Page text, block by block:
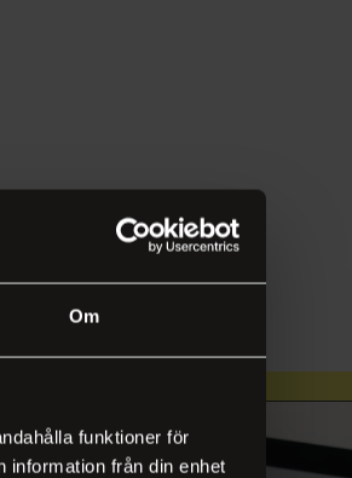
Om
funktioner för
information från din enhet